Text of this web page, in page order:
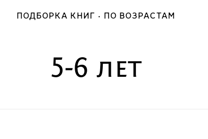
ПОДБОРКА КНИГ ПО ВОЗРАСТАМ
5-6 лет